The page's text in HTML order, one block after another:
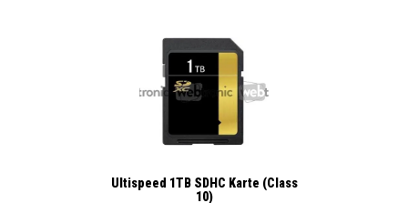
Ultispeed 1TB SDHC Karte (Class
10)